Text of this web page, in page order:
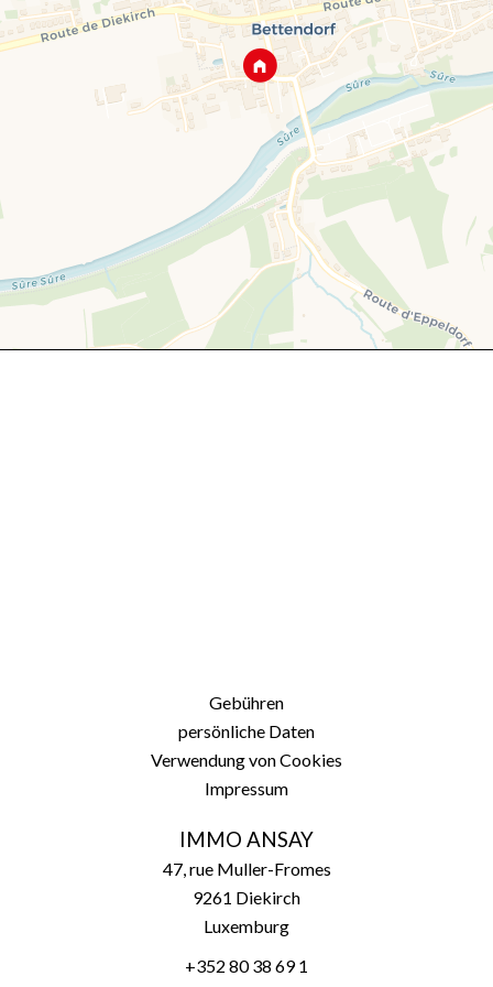
Gebühren
persönliche Daten
Verwendung von Cookies
Impressum
IMMO ANSAY
47, rue Muller-Fromes
9261 Diekirch
Luxemburg
+352 80 38 69 1